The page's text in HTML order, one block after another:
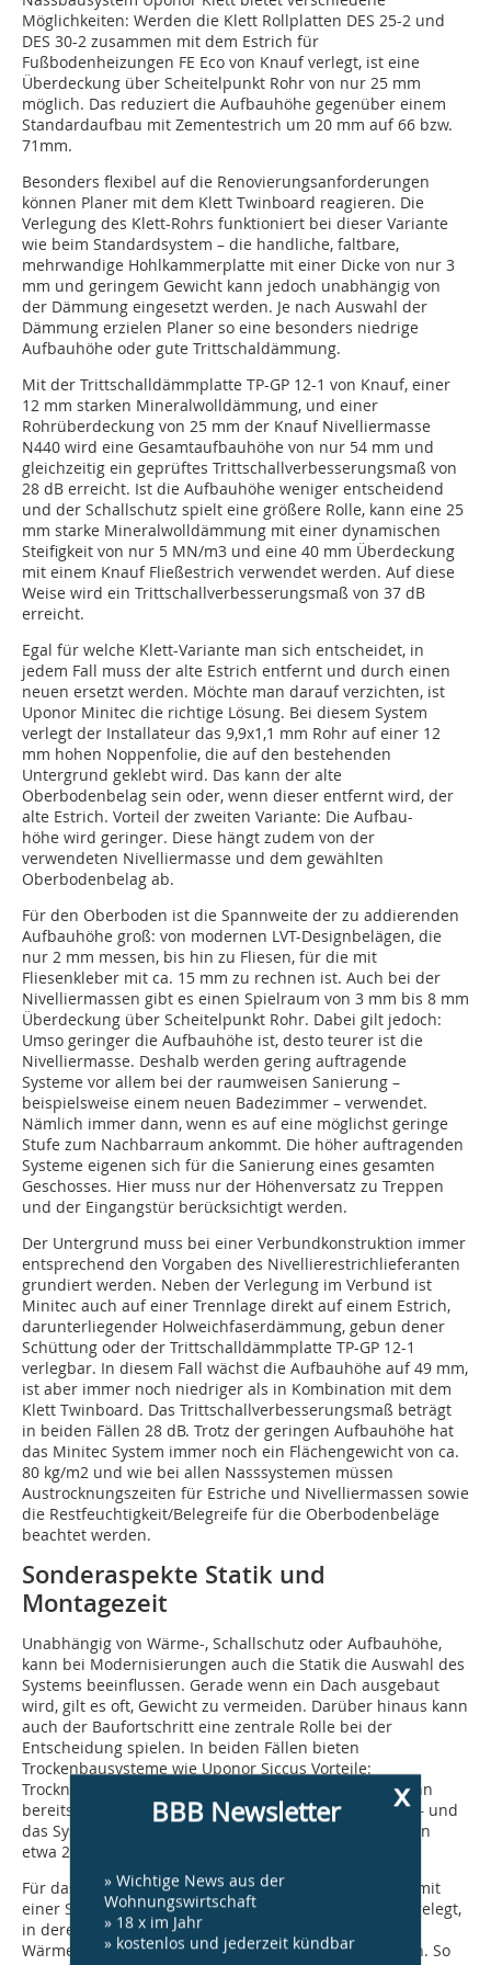
Möglichkeiten: Werden die Klett Rollplatten DES 25-2 und
DES 30-2 zusammen mit dem Estrich für
Fußbodenheizungen FE Eco von Knauf verlegt, ist eine
Überdeckung über Scheitelpunkt Rohr von nur 25 mm
möglich. Das reduziert die Aufbauhöhe gegenüber einem
Standardaufbau mit Zementestrich um 20 mm auf 66 bzw.
71mm.
Besonders flexibel auf die Renovierungsanforderungen
können Planer mit dem Klett Twinboard reagieren. Die
Verlegung des Klett-Rohrs funktioniert bei dieser Variante
wie beim Standardsystem – die handliche, faltbare,
mehrwandige Hohlkammerplatte mit einer Dicke von nur 3
mm und geringem Gewicht kann jedoch unabhängig von
der Dämmung eingesetzt werden. Je nach Auswahl der
Dämmung erzielen Planer so eine besonders niedrige
Aufbauhöhe oder gute Trittschaldämmung.
Mit der Trittschalldämmplatte TP-GP 12-1 von Knauf, einer
12 mm starken Mineralwolldämmung, und einer
Rohrüberdeckung von 25 mm der Knauf Nivelliermasse
N440 wird eine Gesamtaufbauhöhe von nur 54 mm und
gleichzeitig ein geprüftes Trittschallverbesserungsmaß von
28 dB erreicht. Ist die Aufbauhöhe weniger entscheidend
und der Schallschutz spielt eine größere Rolle, kann eine 25
mm starke Mineralwolldämmung mit einer dynamischen
Steifigkeit von nur 5 MN/m3 und eine 40 mm Überdeckung
mit einem Knauf Fließestrich verwendet werden. Auf diese
Weise wird ein Trittschallverbesserungsmaß von 37 dB
erreicht.
Egal für welche Klett-Variante man sich entscheidet, in
jedem Fall muss der alte Estrich entfernt und durch einen
neuen ersetzt werden. Möchte man darauf verzichten, ist
Uponor Minitec die richtige Lösung. Bei diesem System
verlegt der Installateur das 9,9x1,1 mm Rohr auf einer 12
mm hohen Noppenfolie, die auf den bestehenden
Untergrund geklebt wird. Das kann der alte
Oberbodenbelag sein oder, wenn dieser entfernt wird, der
alte Estrich. Vorteil der zweiten Variante: Die Aufbau-
höhe wird geringer. Diese hängt zudem von der
verwendeten Nivelliermasse und dem gewählten
Oberbodenbelag ab.
Für den Oberboden ist die Spannweite der zu addierenden
Aufbauhöhe groß: von modernen LVT-Designbelägen, die
nur 2 mm messen, bis hin zu Fliesen, für die mit
Fliesenkleber mit ca. 15 mm zu rechnen ist. Auch bei der
Nivelliermassen gibt es einen Spielraum von 3 mm bis 8 mm
Überdeckung über Scheitelpunkt Rohr. Dabei gilt jedoch:
Umso geringer die Aufbauhöhe ist, desto teurer ist die
Nivelliermasse. Deshalb werden gering auftragende
Systeme vor allem bei der raumweisen Sanierung –
beispielsweise einem neuen Badezimmer – verwendet.
Nämlich immer dann, wenn es auf eine möglichst geringe
Stufe zum Nachbarraum ankommt. Die höher auftragenden
Systeme eigenen sich für die Sanierung eines gesamten
Geschosses. Hier muss nur der Höhenversatz zu Treppen
und der Eingangstür berücksichtigt werden.
Der Untergrund muss bei einer Verbundkonstruktion immer
entsprechend den Vorgaben des Nivellierestrichlieferanten
grundiert werden. Neben der Verlegung im Verbund ist
Minitec auch auf einer Trennlage direkt auf einem Estrich,
darunterliegender Holweichfaserdämmung, gebun dener
Schüttung oder der Trittschalldämmplatte TP-GP 12-1
verlegbar. In diesem Fall wächst die Aufbauhöhe auf 49 mm,
ist aber immer noch niedriger als in Kombination mit dem
Klett Twinboard. Das Trittschallverbesserungsmaß beträgt
in beiden Fällen 28 dB. Trotz der geringen Aufbauhöhe hat
das Minitec System immer noch ein Flächengewicht von ca.
80 kg/m2 und wie bei allen Nasssystemen müssen
Austrocknungszeiten für Estriche und Nivelliermassen sowie
die Restfeuchtigkeit/Belegreife für die Oberbodenbeläge
beachtet werden.
Sonderaspekte Statik und
Montagezeit
Unabhängig von Wärme-, Schallschutz oder Aufbauhöhe,
kann bei Modernisierungen auch die Statik die Auswahl des
Systems beeinflussen. Gerade wenn ein Dach ausgebaut
wird, gilt es oft, Gewicht zu vermeiden. Darüber hinaus kann
auch der Baufortschritt eine zentrale Rolle bei der
Entscheidung spielen. In beiden Fällen bieten
Trockenbausysteme wie Uponor Siccus Vorteile:
Trocknungszeiten entfallen – der Oberbodenbelag kann
bereits drei Tage nach der Systemverlegung erfolgen – und
das System punktet mit einem niedrigeren Gewicht von
etwa 25 kg/m².
Für das Siccus System wird eine Trockenestrichplatte mit
einer Stärke von 18 bis 23 mm auf eine Systemplatte gelegt,
in deren Aussparungen die Rohre verlegt sind. Die
Wärmeleitung nach oben erfolgt durch Aluleitlamellen. So
x
BBB Newsletter
» Wichtige News aus der
Wohnungswirtschaft
» 18 x im Jahr
» kostenlos und jederzeit kündbar